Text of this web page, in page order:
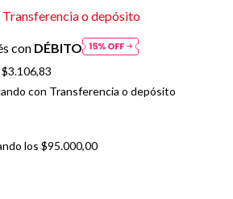
Transferencia o depósito
con DÉBITO
$3.106,83
con Transferencia o depósito
los $95.000,00